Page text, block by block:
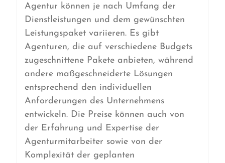
Agentur können je nach Umfang der
Dienstleistungen und dem gewünschten
Leistungspaket variieren. Es gibt
Agenturen, die auf verschiedene Budgets
zugeschnittene Pakete anbieten, während
andere maßgeschneiderte Lösungen
entsprechend den individuellen
Anforderungen des Unternehmens
entwickeln. Die Preise können auch von
der Erfahrung und Expertise der
Agenturmitarbeiter sowie von der
Komplexität der geplanten